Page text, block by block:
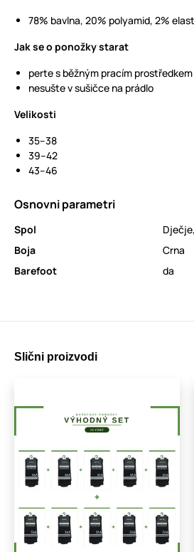
78% bavlna, 20% polyamid, 2%
Jak se o ponožky starat
perte s běžným pracím
nesušte v sušičce na prádlo
Velikosti
35–38
39–42
43–46
Osnovni parametri
Spol Dječje,
Boja
Crna
Barefoot
da
Slični proizvodi